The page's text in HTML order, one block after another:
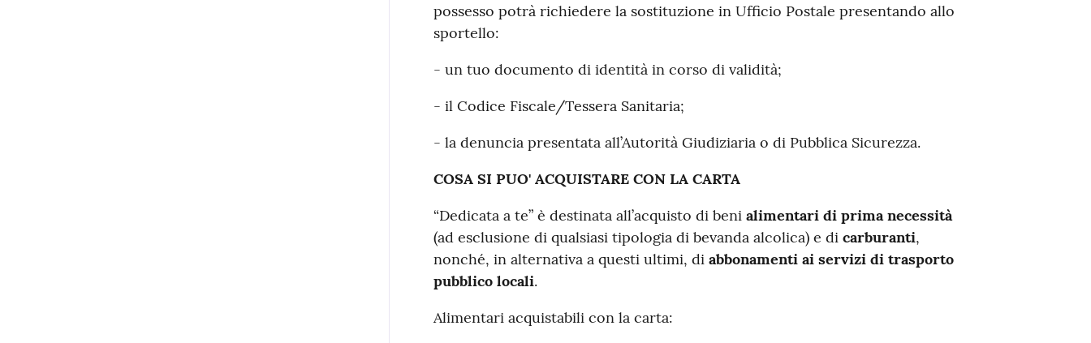
possesso potrà richiedere la sostituzione in Ufficio Postale presentando allo
sportello:
- un tuo documento di identità in corso di validità;
- il Codice Fiscale/Tessera Sanitaria;
- la denuncia presentata all’Autorità Giudiziaria o di Pubblica Sicurezza.
COSA SI PUO' ACQUISTARE CON LA CARTA
“Dedicata a te” è destinata all’acquisto di beni alimentari di prima necessità
(ad esclusione di qualsiasi tipologia di bevanda alcolica) e di carburanti,
nonché, in alternativa a questi ultimi, di abbonamenti ai servizi di trasporto
pubblico locali.
Alimentari acquistabili con la carta: